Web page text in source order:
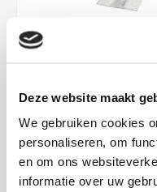
Deze website maakt
We gebruiken cookies
personaliseren, om
en om ons
informatie over uw
DIRECT LEVERBAAR
DELEN: